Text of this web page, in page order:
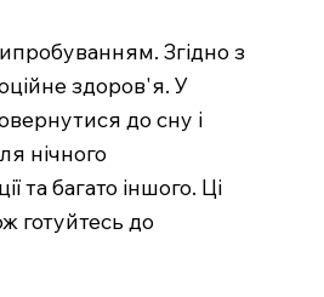
Згідно з
здоров'я. У
до сну і
нічного
та багато іншого. Ці
готуйтесь до